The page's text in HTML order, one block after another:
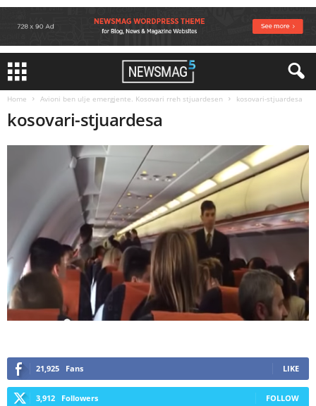
Home Avioni ben ulje emergjente. Kosovari rreh stjuardesen kosovari-stjuardesa
kosovari-stjuardesa
21,925 Fans LIKE
3,912 Followers FOLLOW